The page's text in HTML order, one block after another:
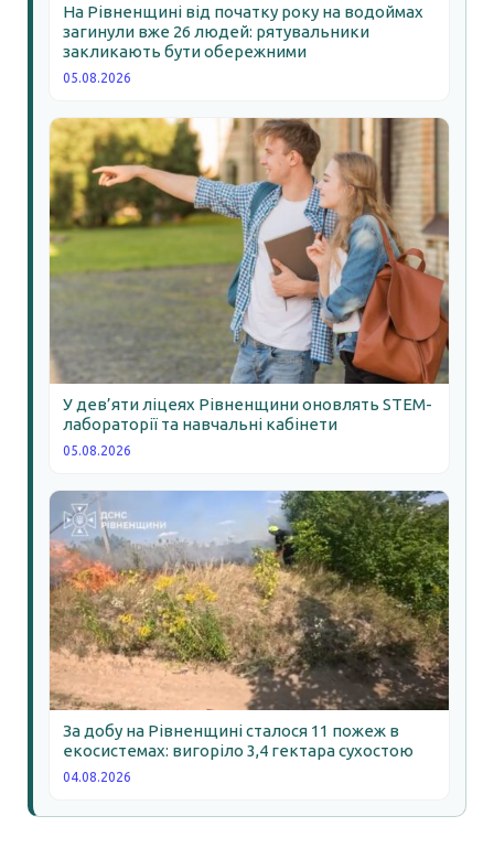
На Рівненщині від початку року на водоймах
загинули вже 26 людей: рятувальники
закликають бути обережними
05.08.2026
У дев’яти ліцеях Рівненщини оновлять STEM-
лабораторії та навчальні кабінети
05.08.2026
За добу на Рівненщині сталося 11 пожеж в
екосистемах: вигоріло 3,4 гектара сухостою
04.08.2026